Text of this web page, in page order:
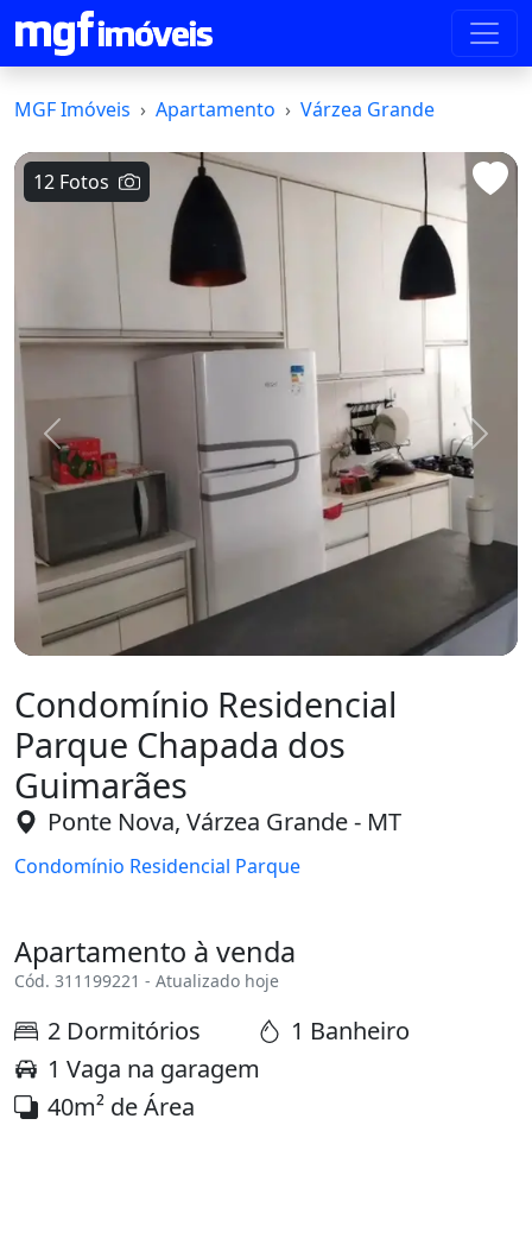
MGF Imóveis Apartamento Várzea Grande
12 Fotos
Voltar
Condomínio Residencial
Parque Chapada dos
Guimarães
Ponte Nova, Várzea Grande - MT
Condomínio Residencial Parque
Apartamento à venda
Cód. 311199221 - Atualizado hoje
2 Dormitórios
1 Banheiro
1 Vaga na garagem
40m² de Área